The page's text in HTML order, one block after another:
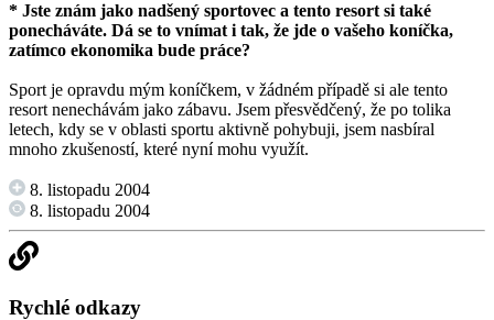
* Jste znám jako nadšený sportovec a tento resort si také
ponecháváte. Dá se to vnímat i tak, že jde o vašeho koníčka,
zatímco ekonomika bude práce?
Sport je opravdu mým koníčkem, v žádném případě si ale tento
resort nenechávám jako zábavu. Jsem přesvědčený, že po tolika
letech, kdy se v oblasti sportu aktivně pohybuji, jsem nasbíral
mnoho zkušeností, které nyní mohu využít.
8. listopadu 2004
8. listopadu 2004
Rychlé odkazy